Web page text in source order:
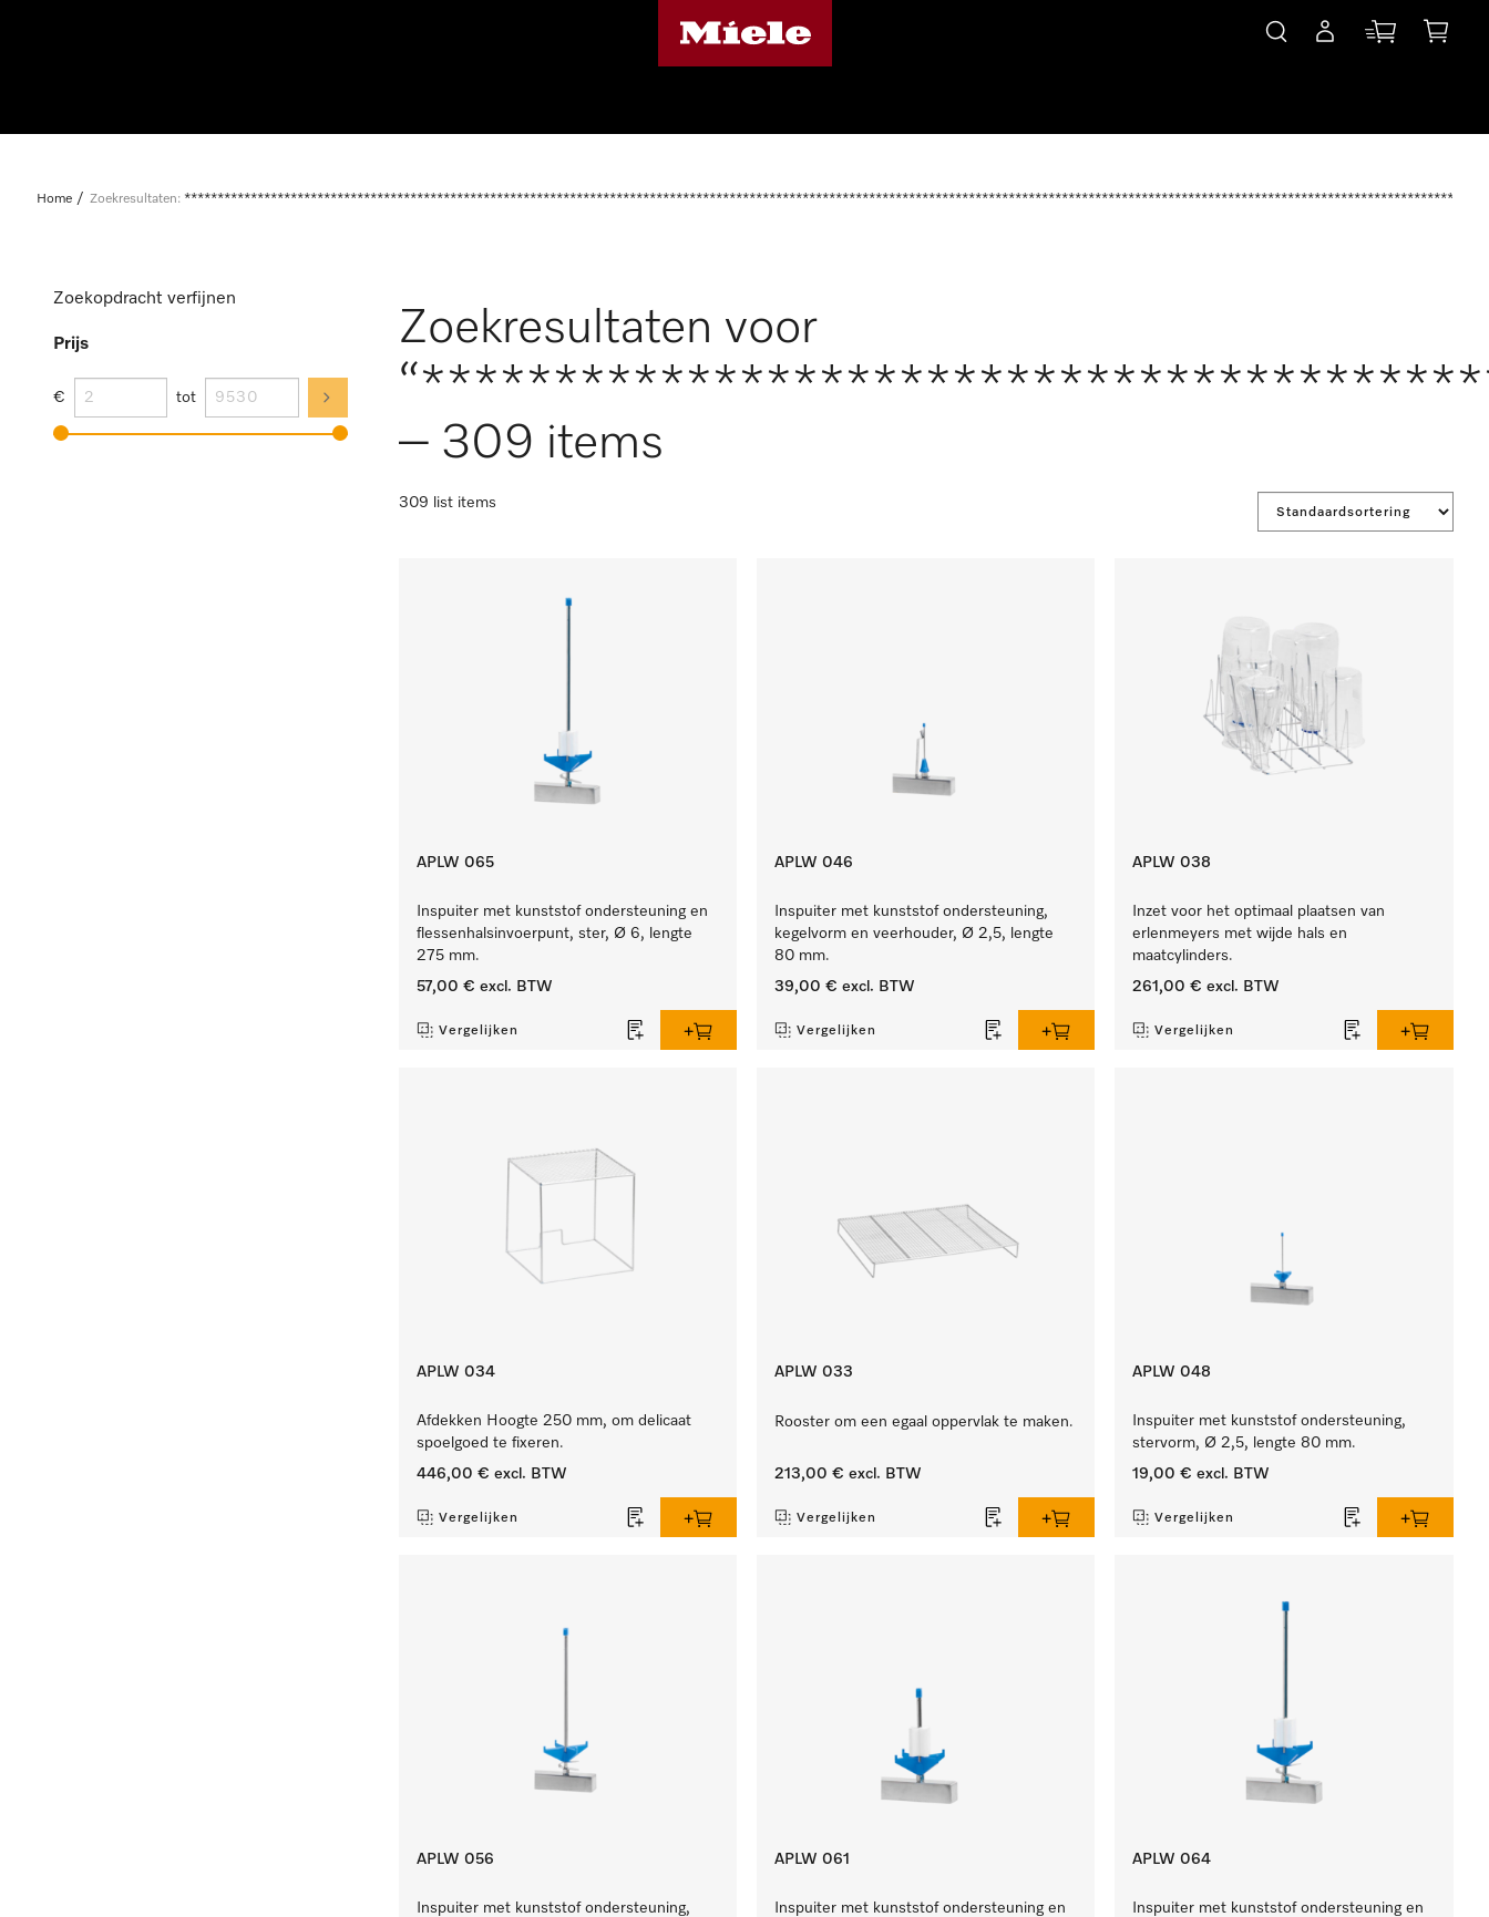
Home Zoekresultaten:
Zoekopdracht verfijnen
Prijs
€ tot
Zoekresultaten voor
– 309 items
309 list items
APLW 065
Inspuiter met kunststof ondersteuning en
flessenhalsinvoerpunt, ster, Ø 6, lengte
275 mm.
57,00 € excl. BTW
Vergelijken
APLW 046
Inspuiter met kunststof ondersteuning,
kegelvorm en veerhouder, Ø 2,5, lengte
80 mm.
39,00 € excl. BTW
Vergelijken
APLW 038
Inzet voor het optimaal plaatsen van
erlenmeyers met wijde hals en
maatcylinders.
261,00 € excl. BTW
Vergelijken
APLW 034
Afdekken Hoogte 250 mm, om delicaat
spoelgoed te fixeren.
446,00 € excl. BTW
Vergelijken
APLW 033
Rooster om een egaal oppervlak te maken.
213,00 € excl. BTW
Vergelijken
APLW 048
Inspuiter met kunststof ondersteuning,
stervorm, Ø 2,5, lengte 80 mm.
19,00 € excl. BTW
Vergelijken
APLW 056
Inspuiter met kunststof ondersteuning,
APLW 061
Inspuiter met kunststof ondersteuning en
APLW 064
Inspuiter met kunststof ondersteuning en